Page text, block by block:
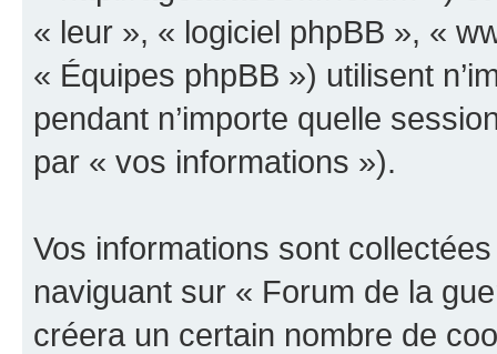
« leur », « logiciel phpBB », «
« Équipes phpBB ») utilisent
pendant n’importe quelle
par « vos informations »).
Vos informations sont
naviguant sur « Forum de la
créera un certain nombre de